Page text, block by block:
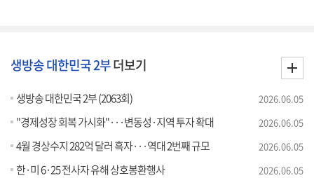
생방송 대한민국 2부더보기
생방송 대한민국 2부 (2063회) 2026.06.05
"경제성장 회복 가시화"···변동성·지역 투자 확대 2026.06.05
4월 경상수지 282억 달러 흑자···역대 2번째 규모 2026.06.05
한·미 6·25 전사자 유해 상호봉환행사 2026.06.05